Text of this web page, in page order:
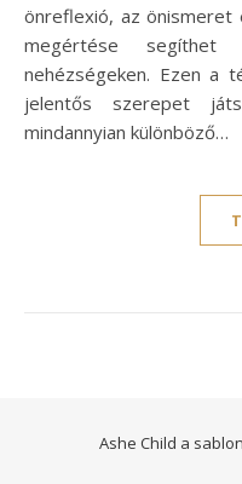
önreflexió, az önismeret
megértése
nehézségeken. Ezen a
jelentős szerepet
mindannyian különböző…
Ashe Child a